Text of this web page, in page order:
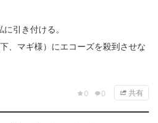
0 0 共有
引き付ける。
、マギ様）にエコーズを殺到させな